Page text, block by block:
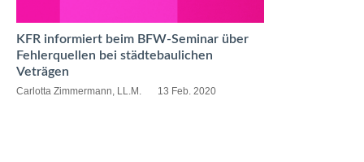
KFR informiert beim BFW-Seminar über
Fehlerquellen bei städtebaulichen
Veträgen
Carlotta Zimmermann, LL.M. 13 Feb. 2020